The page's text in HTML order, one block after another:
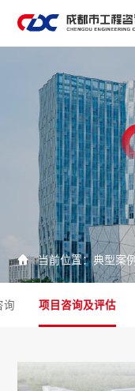
 当前位置： 典型案例
询 项目咨询及评估